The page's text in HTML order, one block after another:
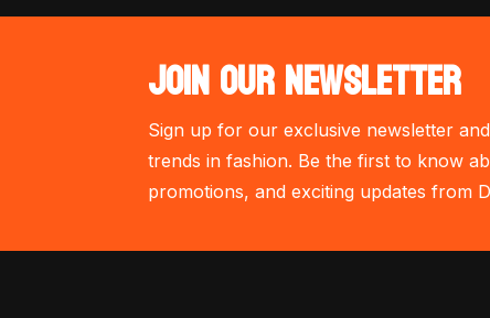
JOIN OUR NEWSLETTER
Sign up for our exclusive newsletter
trends in fashion. Be the first to know
promotions, and exciting updates from